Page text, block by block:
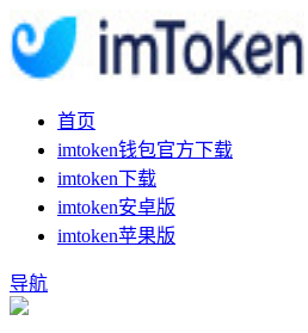
首页
imtoken钱包官方下载
imtoken下载
imtoken安卓版
imtoken苹果版
导航